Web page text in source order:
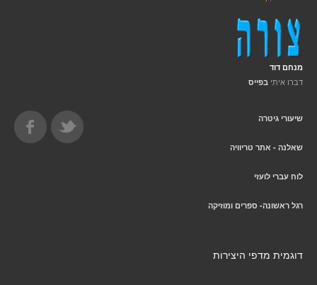
מנחם דוד
דברו איתי בפייס
שיעורי גיטרה
שאלנה - אתר טריוויה
לוח עברי לועזי
רגל ראשונה- ספרים ומוזיקה
דוגמית מדפי היצירות